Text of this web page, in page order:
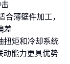
合薄壁件加工，
差
扭矩和冷却系统
动能力更具优势